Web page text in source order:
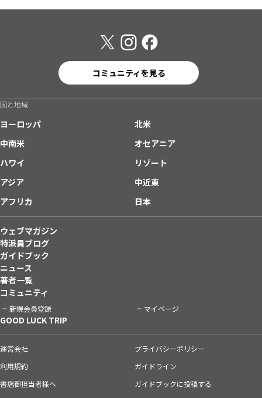
コミュニティを見る
国と地域
ヨーロッパ
北米
中南米
オセアニア
ハワイ
リゾート
アジア
中近東
アフリカ
日本
ウェブマガジン
特派員ブログ
ガイドブック
ニュース
著者一覧
コミュニティ
新規会員登録 マイページ
GOOD LUCK TRIP
運営会社
プライバシーポリシー
利用規約
ガイドライン
書店御担当者様へ
ガイドブックに投稿する